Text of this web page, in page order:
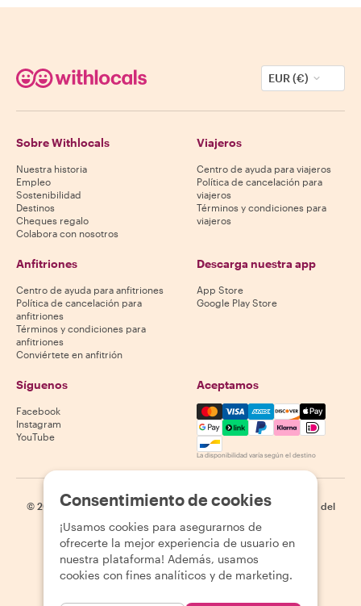
EUR (€)
Sobre Withlocals
Nuestra historia
Empleo
Sostenibilidad
Destinos
Cheques regalo
Colabora con nosotros
Viajeros
Centro de ayuda para viajeros
Política de cancelación para
viajeros
Términos y condiciones para
viajeros
Anfitriones
Centro de ayuda para anfitriones
Política de cancelación para
anfitriones
Términos y condiciones para
anfitriones
Conviértete en anfitrión
Descarga nuestra app
App Store
Google Play Store
Síguenos
Facebook
Instagram
YouTube
Aceptamos
Mastercard, Visa, Amex,
La disponibilidad varía según el destino
© 2026 Withlocals.com | Política de privacidad | Cookies
Mapa del
Consentimiento de cookies
¡Usamos cookies para asegurarnos de
ofrecerte la mejor experiencia de usuario en
nuestra plataforma! Además, usamos
cookies con fines analíticos y de marketing.